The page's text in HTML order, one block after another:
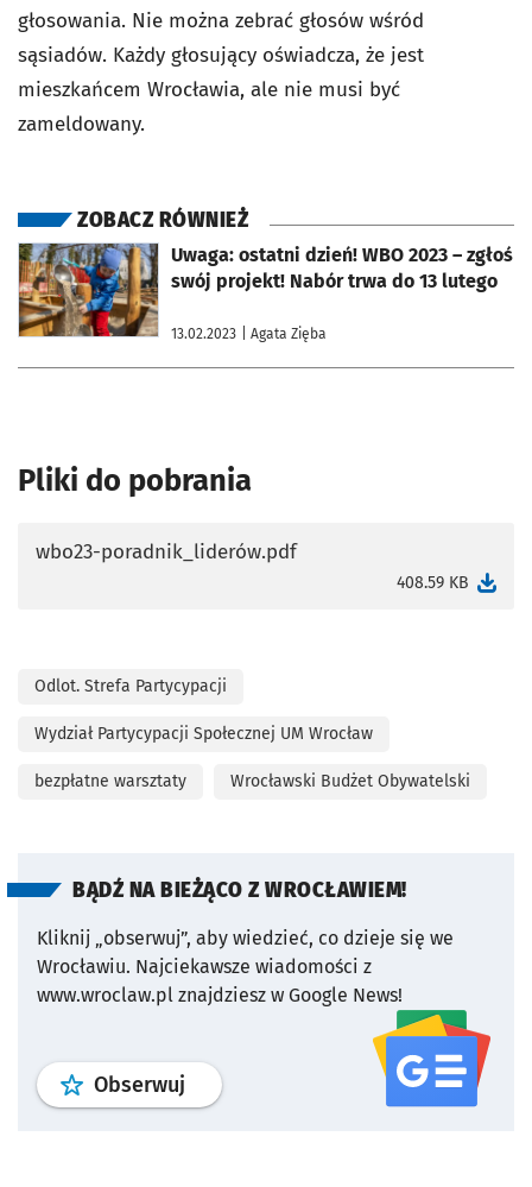
głosowania. Nie można zebrać głosów wśród
sąsiadów. Każdy głosujący oświadcza, że jest
mieszkańcem Wrocławia, ale nie musi być
zameldowany.
ZOBACZ RÓWNIEŻ
Uwaga: ostatni dzień! WBO 2023 – zgłoś
swój projekt! Nabór trwa do 13 lutego
13.02.2023 | Agata Zięba
otworzy się w nowej karcie
Pliki do pobrania
wbo23-poradnik_liderów.pdf
408.59 KB
Odlot. Strefa Partycypacji
Wydział Partycypacji Społecznej UM Wrocław
bezpłatne warsztaty Wrocławski Budżet Obywatelski
BĄDŹ NA BIEŻĄCO Z WROCŁAWIEM!
Kliknij „obserwuj”, aby wiedzieć, co dzieje się we
Wrocławiu. Najciekawsze wiadomości z
www.wroclaw.pl znajdziesz w Google News!
Obserwuj profil serwisu